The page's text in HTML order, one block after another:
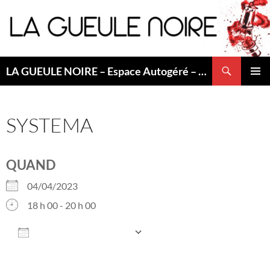
au
contenu
LA GUEULE NOIRE – Espace Autogéré – Saint Etienne
SYSTEMA
QUAND
04/04/2023
18 h 00 - 20 h 00